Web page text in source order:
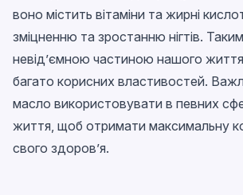
воно містить вітаміни та жирні
зміцненню та зростанню нігтів.
невід’ємною частиною нашого
багато корисних властивостей.
масло використовувати в певних
життя, щоб отримати максимальну
свого здоров’я.